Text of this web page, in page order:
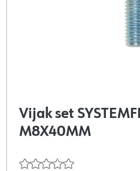
Vijak set
M8X40MM